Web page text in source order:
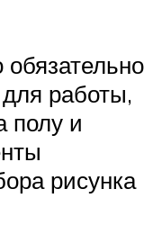
работы,
полу и
рисунка